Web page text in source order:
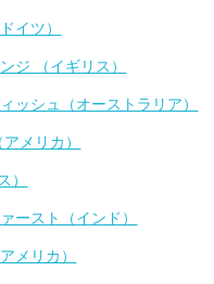
イツ）
ジ （イギリス）
ッシュ（オーストラリア）
メリカ）
）
ースト（インド）
メリカ）